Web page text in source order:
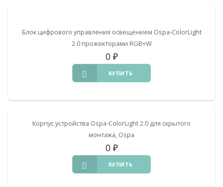
Блок цифрового управления освещением Ospa-ColorLight
2.0 прожекторами RGB+W
0 ₽
КУПИТЬ
Корпус устройства Ospa-ColorLight 2.0 для скрытого
монтажа, Ospa
0 ₽
КУПИТЬ